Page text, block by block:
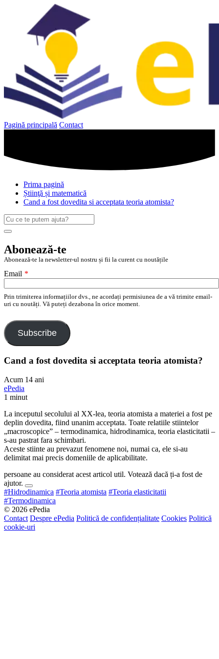
Pagină principală Contact
Prima pagină
Știinţă și matematică
Cand a fost dovedita si acceptata teoria atomista?
Caută
după:
Search
Abonează-te
Abonează-te la newsletter-ul nostru și fii la curent cu noutățile
Email *
Prin trimiterea informațiilor dvs., ne acordați permisiunea de a vă trimite email-
uri cu noutăți. Vă puteți dezabona în orice moment.
Subscribe
Cand a fost dovedita si acceptata teoria atomista?
Acum 14 ani
ePedia
1 minut
La inceputul secolului al XX-lea, teoria atomista a materiei a fost pe
deplin dovedita, fiind unanim acceptata. Toate relatiile stiintelor
„macroscopice” – termodinamica, hidrodinamica, teoria elasticitatii –
s-au pastrat fara schimbari.
Aceste stiinte au prevazut fenomene noi, numai ca, ele si-au
delimitat mai precis domeniile de aplicabilitate.
persoane au considerat acest articol util. Votează dacă ți-a fost de
ajutor.
#Hidrodinamica #Teoria atomista #Teoria elasticitatii
#Termodinamica
© 2026 ePedia
Contact Despre ePedia Politică de confidențialitate Cookies Politică
cookie-uri